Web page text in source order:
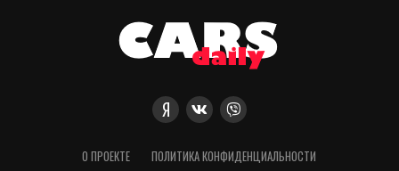
О ПРОЕКТЕ ПОЛИТИКА КОНФИДЕНЦИАЛЬНОСТИ